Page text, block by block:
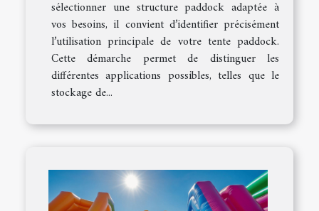
sélectionner une structure paddock adaptée à
vos besoins, il convient d’identifier précisément
l’utilisation principale de votre tente paddock.
Cette démarche permet de distinguer les
différentes applications possibles, telles que le
stockage de...